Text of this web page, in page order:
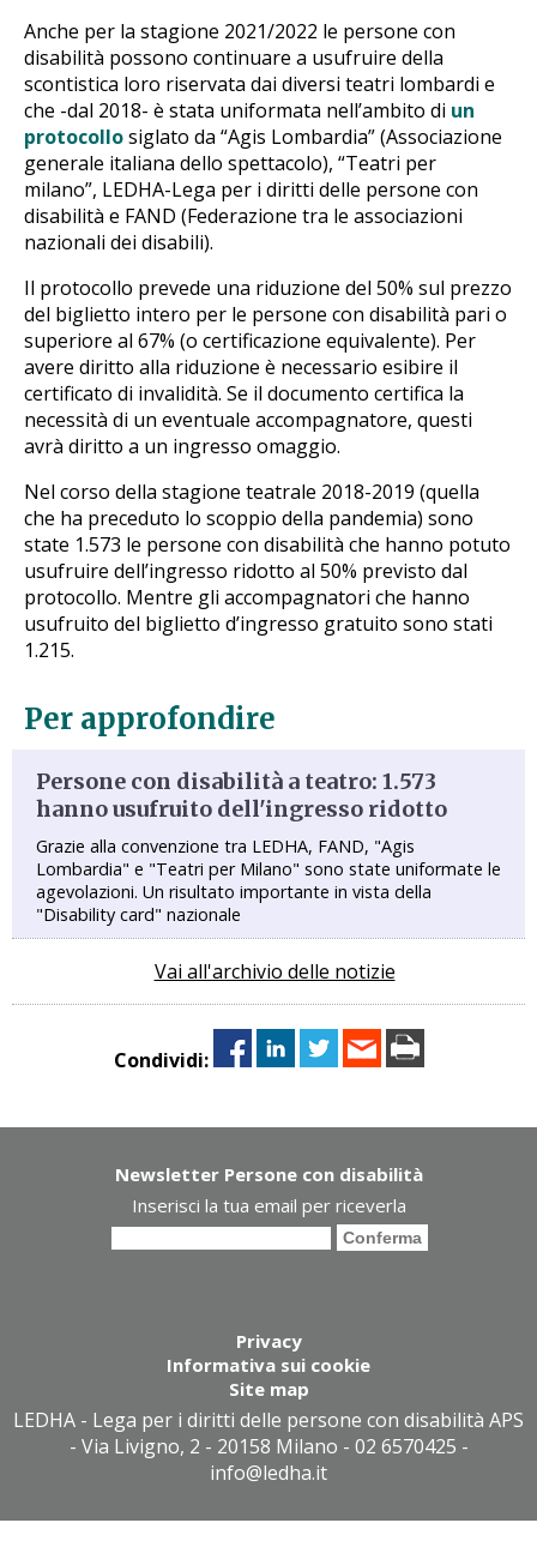
Anche per la stagione 2021/2022 le persone con
disabilità possono continuare a usufruire della
scontistica loro riservata dai diversi teatri lombardi e
che -dal 2018- è stata uniformata nell’ambito di un
protocollosiglato da “Agis Lombardia” (Associazione
generale italiana dello spettacolo), “Teatri per
milano”, LEDHA-Lega per i diritti delle persone con
disabilità e FAND (Federazione tra le associazioni
nazionali dei disabili).
Il protocollo prevede una riduzione del 50% sul prezzo
del biglietto intero per le persone con disabilità pari o
superiore al 67% (o certificazione equivalente). Per
avere diritto alla riduzione è necessario esibire il
certificato di invalidità. Se il documento certifica la
necessità di un eventuale accompagnatore, questi
avrà diritto a un ingresso omaggio.
Nel corso della stagione teatrale 2018-2019 (quella
che ha preceduto lo scoppio della pandemia) sono
state 1.573 le persone con disabilità che hanno potuto
usufruire dell’ingresso ridotto al 50% previsto dal
protocollo. Mentre gli accompagnatori che hanno
usufruito del biglietto d’ingresso gratuito sono stati
1.215.
Per approfondire
Persone con disabilità a teatro: 1.573
hanno usufruito dell'ingresso ridotto
Grazie alla convenzione tra LEDHA, FAND, "Agis
Lombardia" e "Teatri per Milano" sono state uniformate le
agevolazioni. Un risultato importante in vista della
"Disability card" nazionale
Vai all'archivio delle notizie
Condividi:
Newsletter Persone con disabilità
Inserisci la tua email per riceverla
Privacy
Informativa sui cookie
Site map
LEDHA - Lega per i diritti delle persone con disabilità APS
- Via Livigno, 2 - 20158 Milano - 02 6570425 -
info@ledha.it